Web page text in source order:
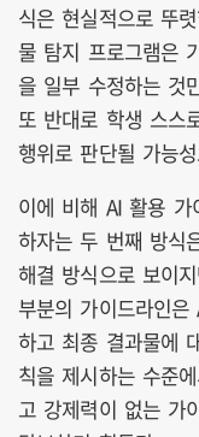
식은 현실적으로 뚜
물 탐지 프로그램은
을 일부 수정하는 것
또 반대로 학생 스스
행위로 판단될 가능
이에 비해 AI 활용
하자는 두 번째 방식
해결 방식으로 보이
부분의 가이드라인
하고 최종 결과물에
칙을 제시하는 수준
고 강제력이 없는 가